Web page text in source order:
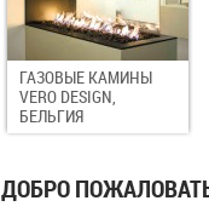
ГАЗОВЫЕ КАМИНЫ
VERO DESIGN,
БЕЛЬГИЯ
ДОБРО